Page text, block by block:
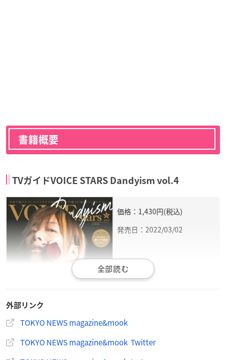
書籍概要
TVガイドVOICE STARS Dandyism vol.4
価格：1,430円(税込)
発売日：2022/03/02
外部リンク
TOKYO NEWS magazine&mook
TOKYO NEWS magazine&mook Twitter